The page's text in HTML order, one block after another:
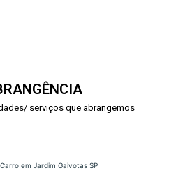
serviços que abrangemos
em Jardim Gaivotas SP